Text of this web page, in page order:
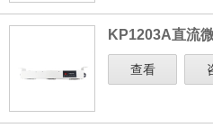
KP1203A直流
查看